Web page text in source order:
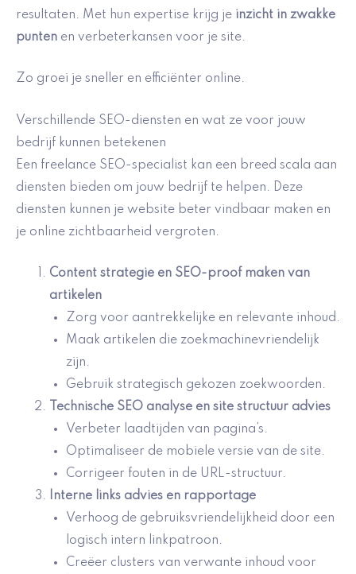
resultaten. Met hun expertise krijg je inzicht in zwakke
punten en verbeterkansen voor je site.
Zo groei je sneller en efficiënter online.
Verschillende SEO-diensten en wat ze voor jouw
bedrijf kunnen betekenen
Een freelance SEO-specialist kan een breed scala aan
diensten bieden om jouw bedrijf te helpen. Deze
diensten kunnen je website beter vindbaar maken en
je online zichtbaarheid vergroten.
Content strategie en SEO-proof maken van
artikelen
Zorg voor aantrekkelijke en relevante inhoud.
Maak artikelen die zoekmachinevriendelijk
zijn.
Gebruik strategisch gekozen zoekwoorden.
Technische SEO analyse en site structuur advies
Verbeter laadtijden van pagina’s.
Optimaliseer de mobiele versie van de site.
Corrigeer fouten in de URL-structuur.
Interne links advies en rapportage
Verhoog de gebruiksvriendelijkheid door een
logisch intern linkpatroon.
Creëer clusters van verwante inhoud voor